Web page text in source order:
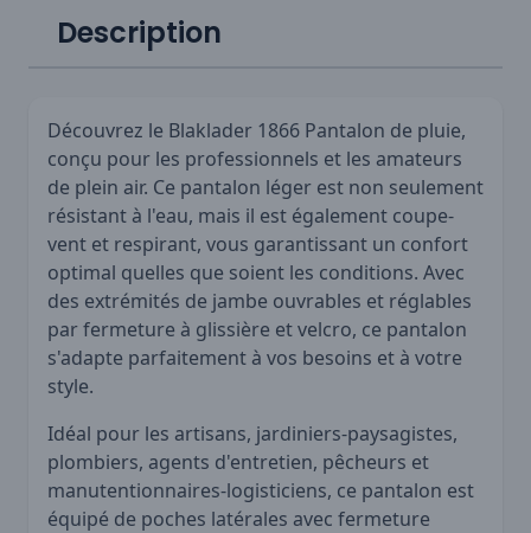
Description
Découvrez le Blaklader 1866 Pantalon de pluie,
conçu pour les professionnels et les amateurs
de plein air. Ce pantalon léger est non seulement
résistant à l'eau, mais il est également coupe-
vent et respirant, vous garantissant un confort
optimal quelles que soient les conditions. Avec
des extrémités de jambe ouvrables et réglables
par fermeture à glissière et velcro, ce pantalon
s'adapte parfaitement à vos besoins et à votre
style.
Idéal pour les artisans, jardiniers-paysagistes,
plombiers, agents d'entretien, pêcheurs et
manutentionnaires-logisticiens, ce pantalon est
équipé de poches latérales avec fermeture